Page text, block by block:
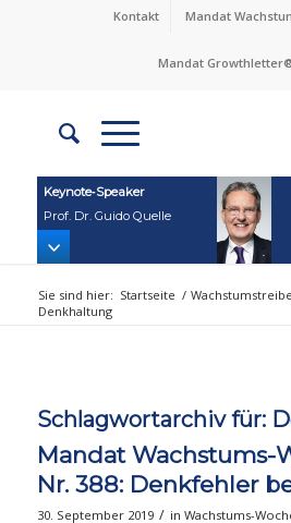
Kontakt Mandat
Mandat
Keynote‑Speaker
Prof. Dr. Guido Quelle
Sie sind hier: Startseite /
Denkhaltung
Schlagwortarchiv für:
Mandat Wachstums-
Nr. 388: Denkfehler
30. September 2019 / in Wachstums-